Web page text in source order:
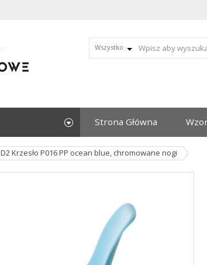
Wszystko
Strona Główna
D2 Krzesło P016 PP ocean blue, chromowane nogi